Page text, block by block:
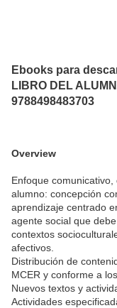
Ebooks para
LIBRO DEL
9788498483703
Overview
Enfoque
alumno: concepción
aprendizaje centrado
agente social que
contextos
afectivos.
Distribución de
MCER y conforme a
Nuevos textos y
Actividades